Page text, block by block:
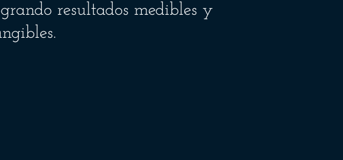
resultados medibles y